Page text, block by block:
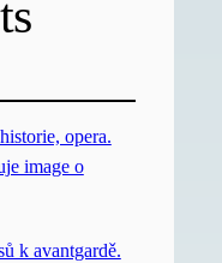
opera.
image o
k avantgardě.